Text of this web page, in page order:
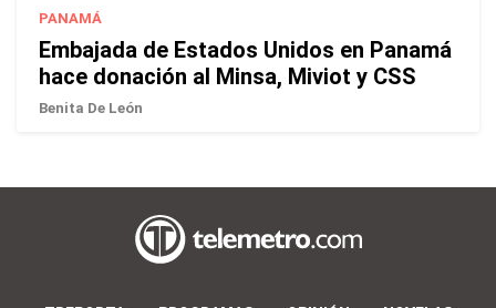
PANAMÁ
Embajada de Estados Unidos en Panamá
hace donación al Minsa, Miviot y CSS
Benita De León